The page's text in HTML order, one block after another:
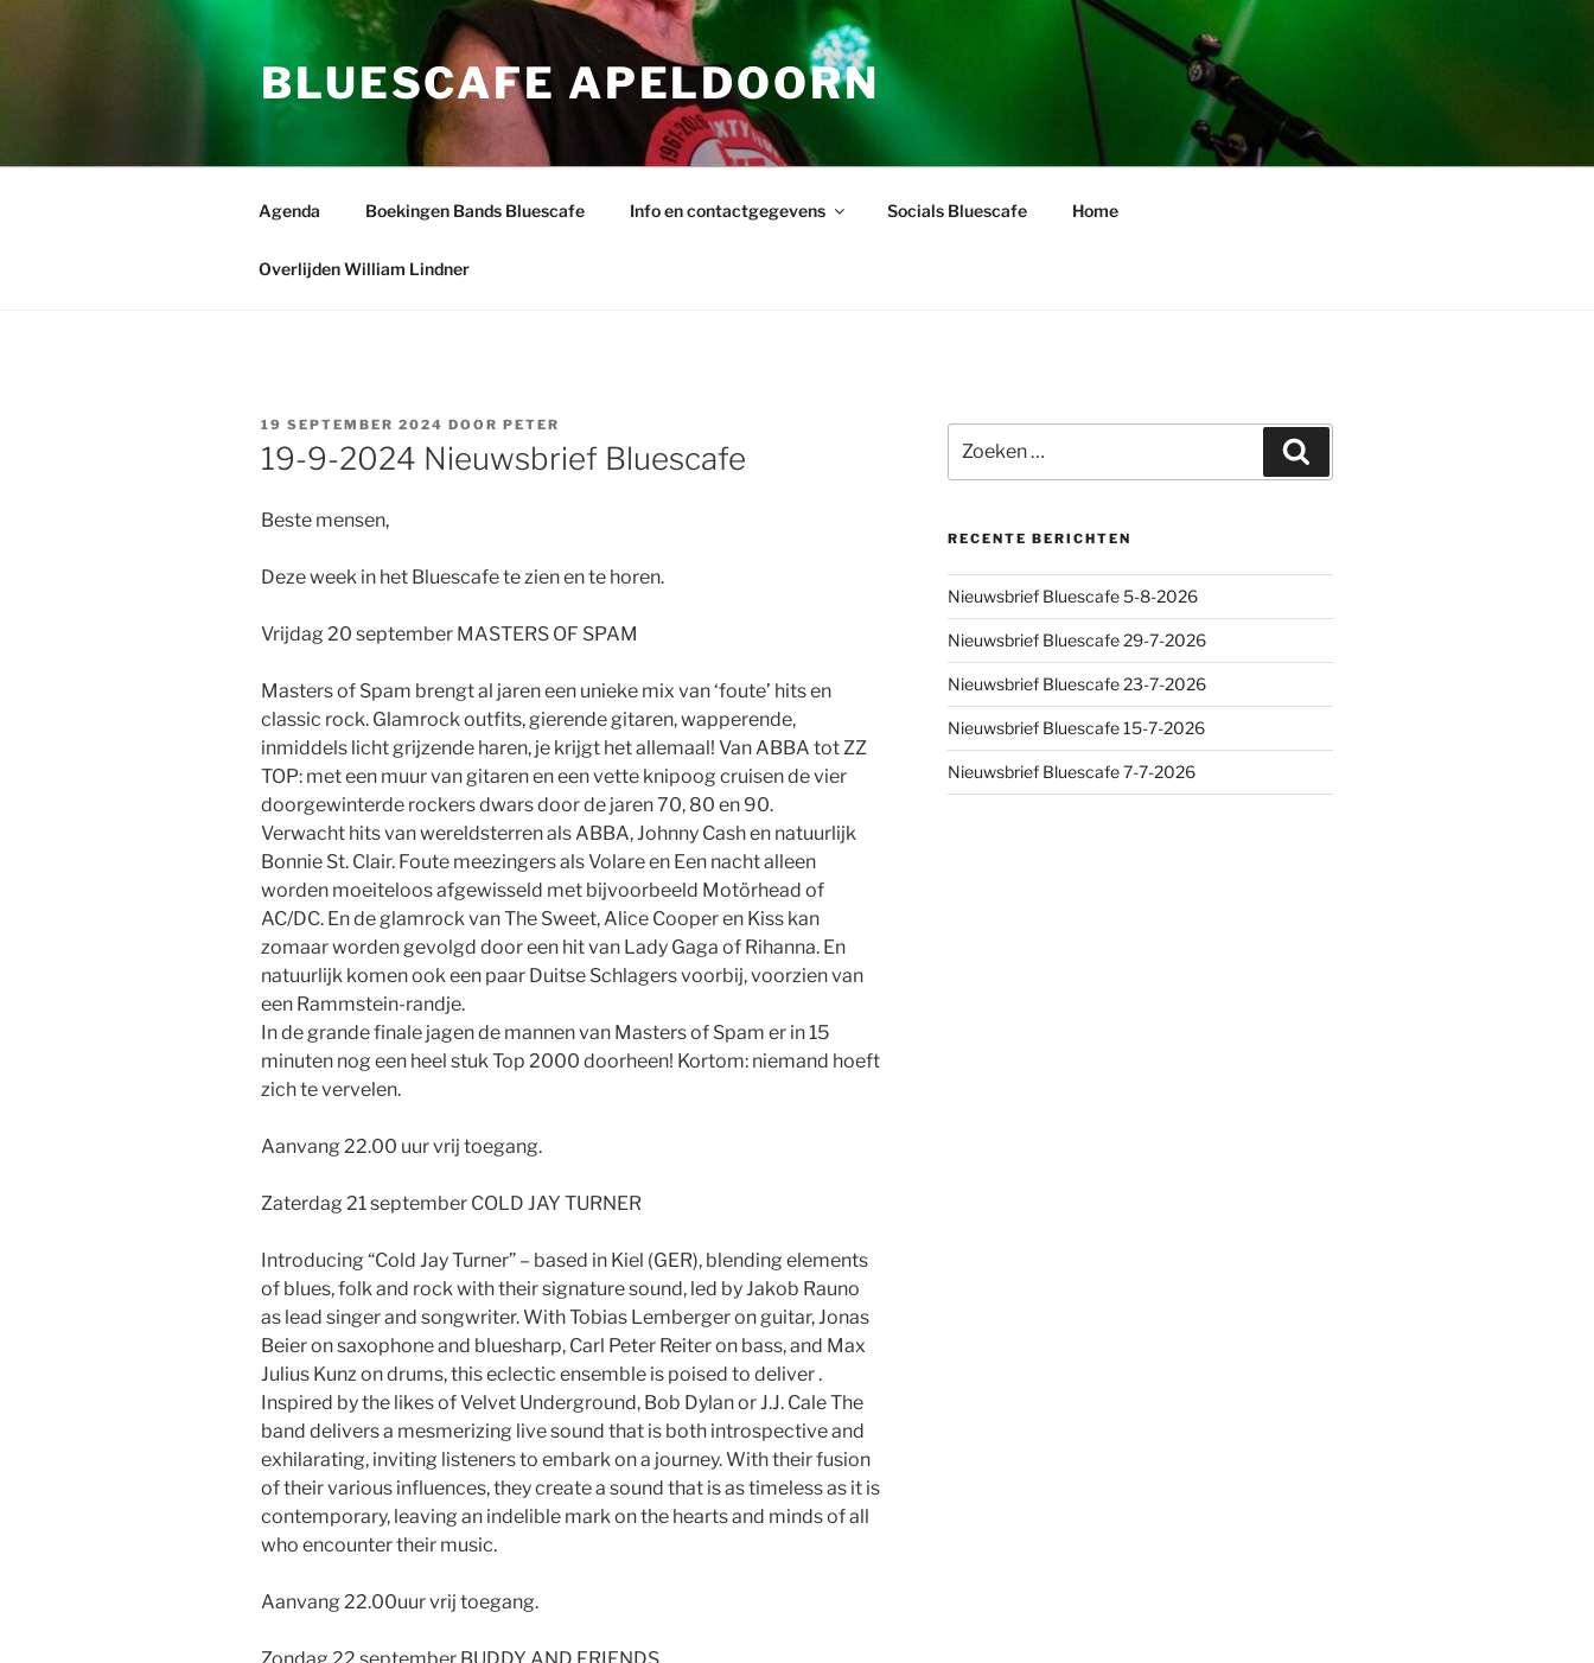
BLUESCAFE APELDOORN
Agenda Boekingen Bands Bluescafe Info en contactgegevens Socials Bluescafe Home
Overlijden William Lindner
GEPLAATST
OP
19 SEPTEMBER 2024 DOOR PETER
19-9-2024 Nieuwsbrief Bluescafe
Beste mensen,
Deze week in het Bluescafe te zien en te horen.
Vrijdag 20 september MASTERS OF SPAM
Masters of Spam brengt al jaren een unieke mix van ‘foute’ hits en
classic rock. Glamrock outfits, gierende gitaren, wapperende,
inmiddels licht grijzende haren, je krijgt het allemaal! Van ABBA tot ZZ
TOP: met een muur van gitaren en een vette knipoog cruisen de vier
doorgewinterde rockers dwars door de jaren 70, 80 en 90.
Verwacht hits van wereldsterren als ABBA, Johnny Cash en natuurlijk
Bonnie St. Clair. Foute meezingers als Volare en Een nacht alleen
worden moeiteloos afgewisseld met bijvoorbeeld Motörhead of
AC/DC. En de glamrock van The Sweet, Alice Cooper en Kiss kan
zomaar worden gevolgd door een hit van Lady Gaga of Rihanna. En
natuurlijk komen ook een paar Duitse Schlagers voorbij, voorzien van
een Rammstein-randje.
In de grande finale jagen de mannen van Masters of Spam er in 15
minuten nog een heel stuk Top 2000 doorheen! Kortom: niemand hoeft
zich te vervelen.
Aanvang 22.00 uur vrij toegang.
Zaterdag 21 september COLD JAY TURNER
Introducing “Cold Jay Turner” – based in Kiel (GER), blending elements
of blues, folk and rock with their signature sound, led by Jakob Rauno
as lead singer and songwriter. With Tobias Lemberger on guitar, Jonas
Beier on saxophone and bluesharp, Carl Peter Reiter on bass, and Max
Julius Kunz on drums, this eclectic ensemble is poised to deliver .
Inspired by the likes of Velvet Underground, Bob Dylan or J.J. Cale The
band delivers a mesmerizing live sound that is both introspective and
exhilarating, inviting listeners to embark on a journey. With their fusion
of their various influences, they create a sound that is as timeless as it is
contemporary, leaving an indelible mark on the hearts and minds of all
who encounter their music.
Aanvang 22.00uur vrij toegang.
naar:
RECENTE BERICHTEN
Nieuwsbrief Bluescafe 5-8-2026
Nieuwsbrief Bluescafe 29-7-2026
Nieuwsbrief Bluescafe 23-7-2026
Nieuwsbrief Bluescafe 15-7-2026
Nieuwsbrief Bluescafe 7-7-2026